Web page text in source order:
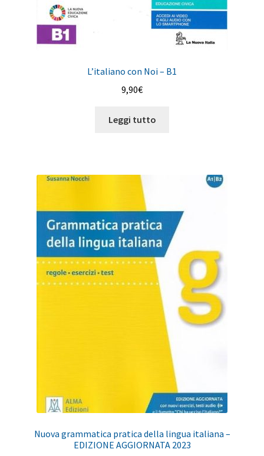
L’italiano con Noi – B1
9,90€
Leggi tutto
Nuova grammatica pratica della lingua italiana –
EDIZIONE AGGIORNATA 2023